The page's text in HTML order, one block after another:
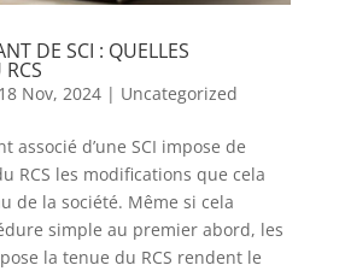
DE SCI : QUELLES
18 Nov, 2024| Uncategorized
associé d’une SCI impose de
RCS les modifications que cela
de la société. Même si cela
simple au premier abord, les
la tenue du RCS rendent le